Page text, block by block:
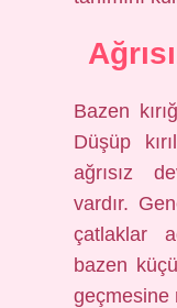
Bazen
Düşüp
ağrısız
vardır.
çatlaklar
bazen
geçmesine